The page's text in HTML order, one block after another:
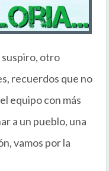
suspiro, otro
recuerdos que no
equipo con más
a un pueblo, una
vamos por la